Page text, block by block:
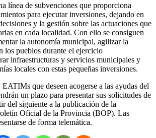
línea de subvenciones que proporciona
para ejecutar inversiones, dejando en
y la gestión sobre las actuaciones que
en cada localidad. Con ello se consiguen
la autonomía municipal, agilizar la
los pueblos durante el ejercicio
infraestructuras y servicios municipales y
locales con estas pequeñas inversiones.
que deseen acogerse a las ayudas del
un plazo para presentar sus solicitudes de
del siguiente a la publicación de la
Oficial de la Provincia (BOP). Las
de forma telemática.